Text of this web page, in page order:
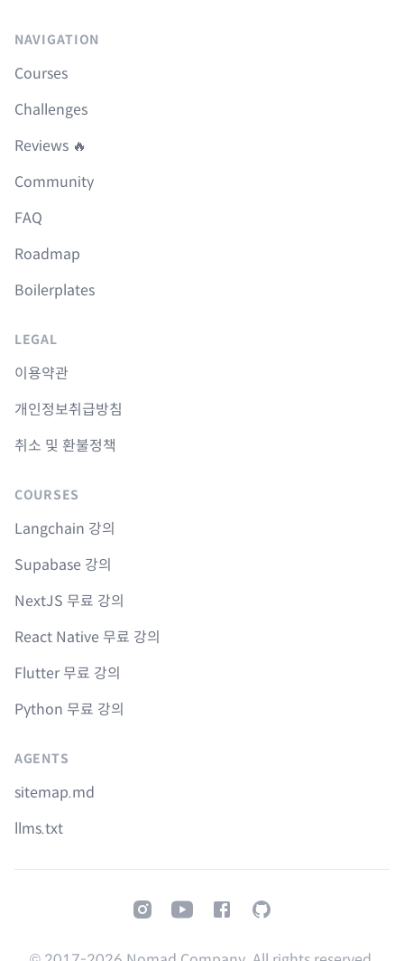
NAVIGATION
Courses
Challenges
Reviews 🔥
Community
FAQ
Roadmap
Boilerplates
LEGAL
이용약관
개인정보취급방침
취소 및 환불정책
COURSES
Langchain 강의
Supabase 강의
NextJS 무료 강의
React Native 무료 강의
Flutter 무료 강의
Python 무료 강의
AGENTS
sitemap.md
llms.txt
InstagramYoutubeFacebookGitHub